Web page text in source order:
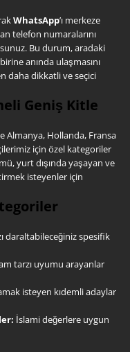
WhatsApp’ı merkeze
telefon numaralarını
Bu durum, aradaki
anında ulaşmasını
daha dikkatli ve seçici
Geniş Kitle
Almanya, Hollanda, Fransa
için özel kategoriler
yurt dışında yaşayan ve
isteyenler için
daraltabileceğiniz spesifik
tarzı uyumu arayanlar
isteyen kıdemli adaylar
İslami değerlere uygun